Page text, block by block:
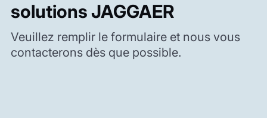
solutions JAGGAER
Veuillez remplir le formulaire et nous vous
contacterons dès que possible.